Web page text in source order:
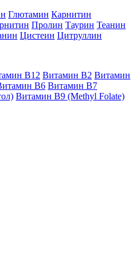
Глютамин Карнитин
Пролин Таурин Теанин
Цистеин Цитруллин
B12 Витамин B2 Витамин
B6 Витамин B7
Витамин B9 (Methyl Folate)